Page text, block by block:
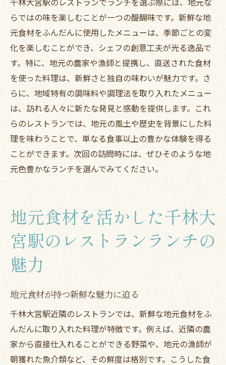
らではの味を楽しむことが一つの醍醐味です。新鮮な地
元食材をふんだんに使用したメニューは、季節ごとの変
化を楽しむことができ、シェフの創意工夫が光る逸品で
す。特に、地元の農家や漁師と提携し、直送された食材
を使った料理は、新鮮さと独自の味わいが魅力です。さ
らに、地域特有の調味料や調理法を取り入れたメニュー
は、訪れる人々に新たな発見と感動を提供します。これ
らのレストランでは、地元の風土や歴史を背景にした料
理を味わうことで、単なる食事以上の豊かな体験を得る
ことができます。次回の訪問時には、ぜひそのような地
元色豊かなランチを選んでみてください。
地元食材を活かした千林大
宮駅のレストランランチの
魅力
地元食材が持つ新鮮な魅力に迫る
千林大宮駅近隣のレストランでは、新鮮な地元食材をふ
んだんに取り入れた料理が特徴です。例えば、近隣の農
家から直接仕入れることができる野菜や、地元の漁師が
朝獲れた魚介類など、その鮮度は格別です。こうした食